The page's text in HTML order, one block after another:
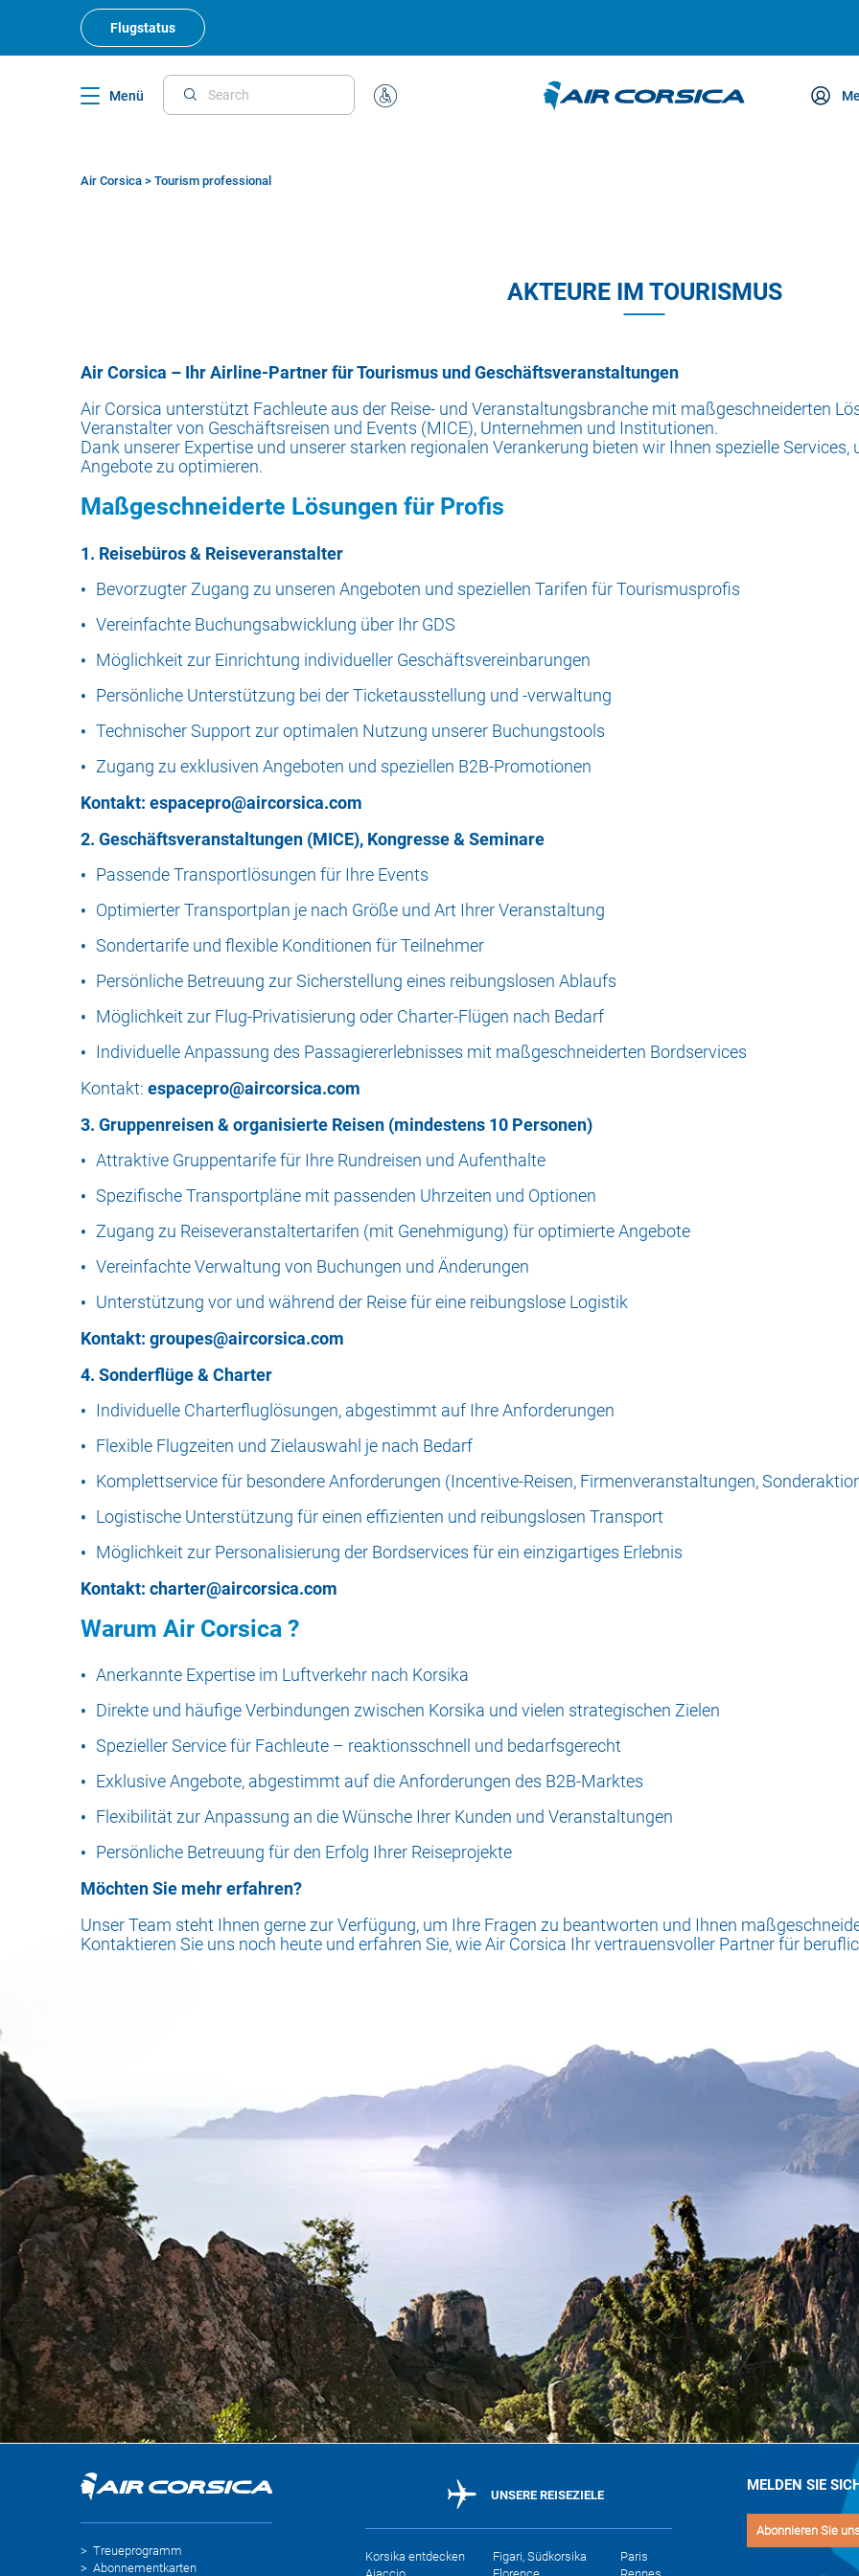
Flugstatus
Menü Search Sonderbetreuung
Breadcrumb
Air Corsica > Tourism professional
AKTEURE IM TOURISMUS
Air Corsica – Ihr Airline-Partner für Tourismus und Geschäftsveranstaltungen
Air Corsica unterstützt Fachleute aus der Reise- und Veranstaltungsbranche mit maßgeschneiderten
Veranstalter von Geschäftsreisen und Events (MICE), Unternehmen und Institutionen.
Dank unserer Expertise und unserer starken regionalen Verankerung bieten wir Ihnen spezielle Services,
Angebote zu optimieren.
Maßgeschneiderte Lösungen für Profis
1. Reisebüros & Reiseveranstalter
Bevorzugter Zugang zu unseren Angeboten und speziellen Tarifen für Tourismusprofis
Vereinfachte Buchungsabwicklung über Ihr GDS
Möglichkeit zur Einrichtung individueller Geschäftsvereinbarungen
Persönliche Unterstützung bei der Ticketausstellung und -verwaltung
Technischer Support zur optimalen Nutzung unserer Buchungstools
Zugang zu exklusiven Angeboten und speziellen B2B-Promotionen
Kontakt: espacepro@aircorsica.com
2. Geschäftsveranstaltungen (MICE), Kongresse & Seminare
Passende Transportlösungen für Ihre Events
Optimierter Transportplan je nach Größe und Art Ihrer Veranstaltung
Sondertarife und flexible Konditionen für Teilnehmer
Persönliche Betreuung zur Sicherstellung eines reibungslosen Ablaufs
Möglichkeit zur Flug-Privatisierung oder Charter-Flügen nach Bedarf
Individuelle Anpassung des Passagiererlebnisses mit maßgeschneiderten Bordservices
Kontakt: espacepro@aircorsica.com
3. Gruppenreisen & organisierte Reisen (mindestens 10 Personen)
Attraktive Gruppentarife für Ihre Rundreisen und Aufenthalte
Spezifische Transportpläne mit passenden Uhrzeiten und Optionen
Zugang zu Reiseveranstaltertarifen (mit Genehmigung) für optimierte Angebote
Vereinfachte Verwaltung von Buchungen und Änderungen
Unterstützung vor und während der Reise für eine reibungslose Logistik
Kontakt: groupes@aircorsica.com
4. Sonderflüge & Charter
Individuelle Charterfluglösungen, abgestimmt auf Ihre Anforderungen
Flexible Flugzeiten und Zielauswahl je nach Bedarf
Komplettservice für besondere Anforderungen (Incentive-Reisen, Firmenveranstaltungen,
Logistische Unterstützung für einen effizienten und reibungslosen Transport
Möglichkeit zur Personalisierung der Bordservices für ein einzigartiges Erlebnis
Kontakt: charter@aircorsica.com
Warum Air Corsica ?
Anerkannte Expertise im Luftverkehr nach Korsika
Direkte und häufige Verbindungen zwischen Korsika und vielen strategischen Zielen
Spezieller Service für Fachleute – reaktionsschnell und bedarfsgerecht
Exklusive Angebote, abgestimmt auf die Anforderungen des B2B-Marktes
Flexibilität zur Anpassung an die Wünsche Ihrer Kunden und Veranstaltungen
Persönliche Betreuung für den Erfolg Ihrer Reiseprojekte
Möchten Sie mehr erfahren?
Unser Team steht Ihnen gerne zur Verfügung, um Ihre Fragen zu beantworten und Ihnen
Kontaktieren Sie uns noch heute und erfahren Sie, wie Air Corsica Ihr vertrauensvoller Partner für
Treueprogramm
Abonnementkarten
UNSERE REISEZIELE
Korsika entdecken
Figari, Südkorsika
Paris
MELDEN SIE
Abonnieren Sie